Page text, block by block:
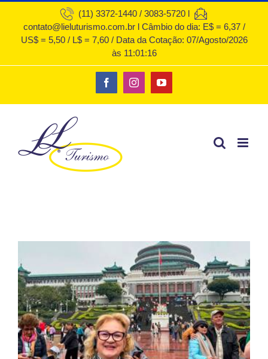
conteúdo
(11) 3372-1440 / 3083-5720 l
contato@lieluturismo.com.br l Câmbio do dia: E$ = 6,37 /
US$ = 5,50 / L$ = 7,60 / Data da Cotação: 07/Agosto/2026
às 11:01:16
FacebookInstagramYouTube